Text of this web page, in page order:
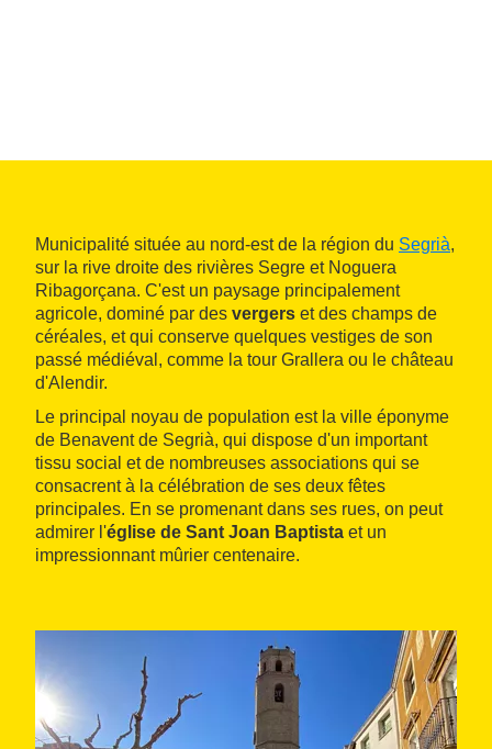
Municipalité située au nord-est de la région du Segrià,
sur la rive droite des rivières Segre et Noguera
Ribagorçana. C'est un paysage principalement
agricole, dominé par des vergers et des champs de
céréales, et qui conserve quelques vestiges de son
passé médiéval, comme la tour Grallera ou le château
d'Alendir.
Le principal noyau de population est la ville éponyme
de Benavent de Segrià, qui dispose d'un important
tissu social et de nombreuses associations qui se
consacrent à la célébration de ses deux fêtes
principales. En se promenant dans ses rues, on peut
admirer l'église de Sant Joan Baptista et un
impressionnant mûrier centenaire.